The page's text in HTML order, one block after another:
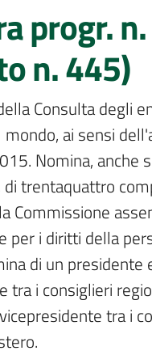
progr.
n. 445)
Consulta degli
ai sensi
Nomina, anche
di trentaquattro
Commissione
per i diritti della
di un presidente
tra i consiglieri
tra i